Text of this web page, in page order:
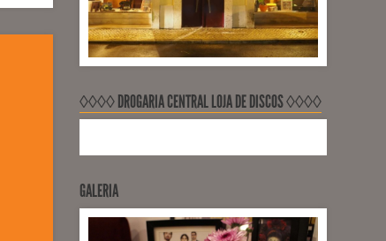
◊◊◊◊ DROGARIA CENTRAL LOJA DE DISCOS ◊◊◊◊
GALERIA